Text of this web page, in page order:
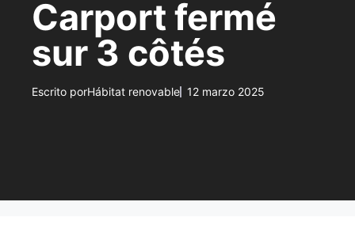
Carport fermé
sur 3 côtés
Escrito porHábitat renovable 12 marzo 2025